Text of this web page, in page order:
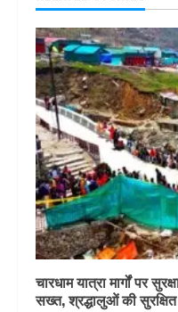
चारधाम यात्रा मार्गों पर
सख्त, श्रद्धालुओं की